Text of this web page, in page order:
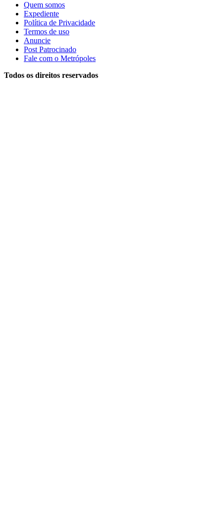
Quem somos
Expediente
Política de Privacidade
Termos de uso
Anuncie
Post Patrocinado
Fale com o Metrópoles
Todos os direitos reservados